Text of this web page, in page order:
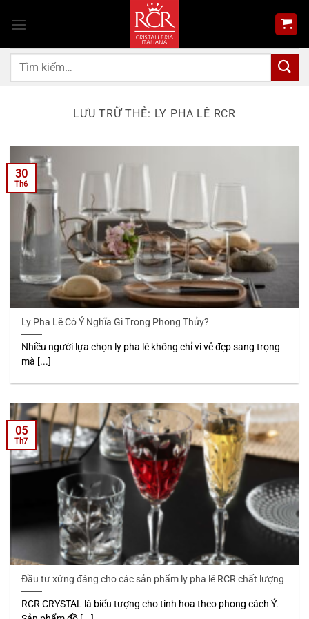
qua
dung
Tìm
LƯU TRỮ THẺ: LY PHA LÊ RCR
Ly Pha Lê Có Ý Nghĩa Gì Trong Phong Thủy?
Nhiều người lựa chọn ly pha lê không chỉ vì vẻ đẹp sang trọng
mà [...]
30
Th6
Đầu tư xứng đáng cho các sản phẩm ly pha lê RCR chất lượng
RCR CRYSTAL là biểu tượng cho tinh hoa theo phong cách Ý.
05
Th7